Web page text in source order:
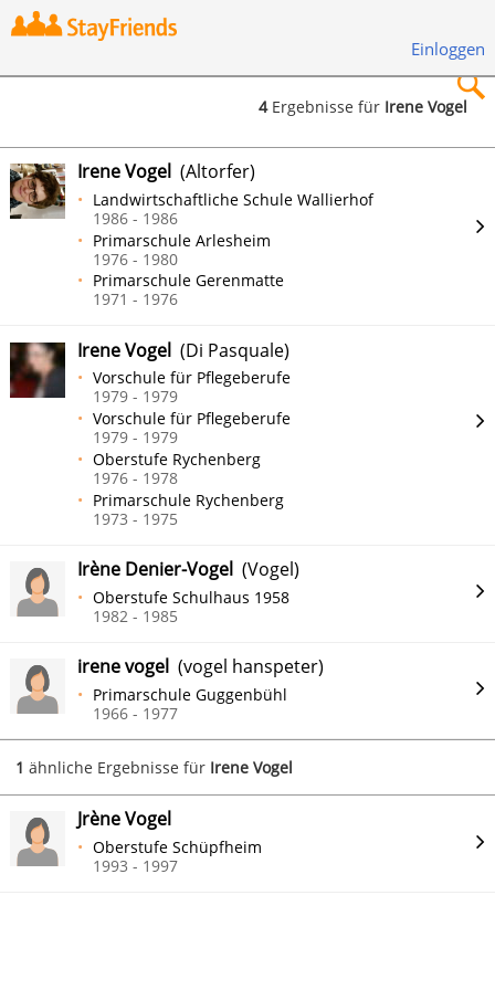
Einloggen
Suchen
4Ergebnisse für Irene Vogel
Irene Vogel (Altorfer)
Landwirtschaftliche Schule Wallierhof
1986 - 1986
Primarschule Arlesheim
1976 - 1980
Primarschule Gerenmatte
1971 - 1976
Irene Vogel (Di Pasquale)
Vorschule für Pflegeberufe
1979 - 1979
Vorschule für Pflegeberufe
1979 - 1979
Oberstufe Rychenberg
1976 - 1978
Primarschule Rychenberg
1973 - 1975
Irène Denier-Vogel (Vogel)
Oberstufe Schulhaus 1958
1982 - 1985
irene vogel (vogel hanspeter)
Primarschule Guggenbühl
1966 - 1977
1 ähnliche Ergebnisse für Irene Vogel
Jrène Vogel
Oberstufe Schüpfheim
1993 - 1997